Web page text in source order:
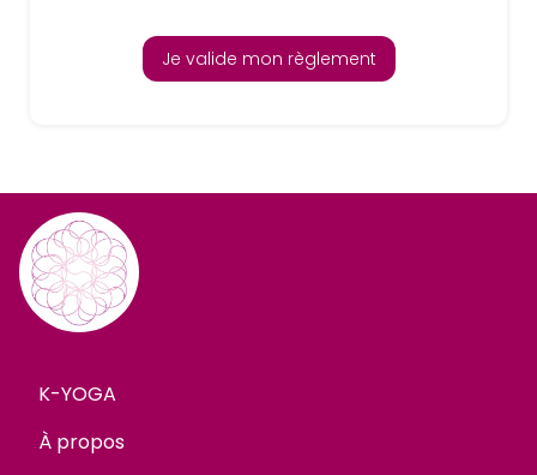
Je valide mon règlement
K-YOGA
À propos